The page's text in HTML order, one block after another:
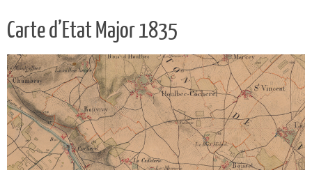
Carte d’Etat Major 1835